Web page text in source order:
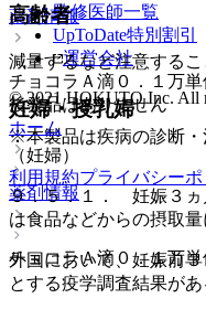
薬剤情報
チョコラＡ滴０．１万
後発品はありません
ホーム
薬剤情報
チョコラＡ滴０．１万
高齢者
減量するなど注意する
妊婦・授乳婦
（妊婦）
９．５．１． 妊娠３ヵ
は食品などからの摂取
外国において、妊娠前
とする疫学調査結果が
監修医師一覧
UpToDate特別割引
運営会社
© 2021 HOKUTO Inc. All
※本製品は疾病の診断・
利用規約プライバシー